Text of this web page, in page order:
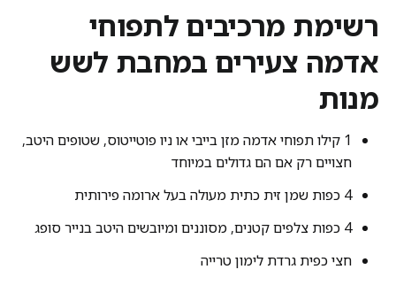
רשימת מרכיבים לתפוחי
אדמה צעירים במחבת לשש
מנות
1 קילו תפוחי אדמה מזן בייבי או ניו פוטייטוס, שטופים היטב,
חצויים רק אם הם גדולים במיוחד
4 כפות שמן זית כתית מעולה בעל ארומה פירותית
4 כפות צלפים קטנים, מסוננים ומיובשים היטב בנייר סופג
חצי כפית גרדת לימון טרייה